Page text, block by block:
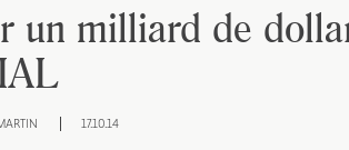
un milliard de
17.10.14